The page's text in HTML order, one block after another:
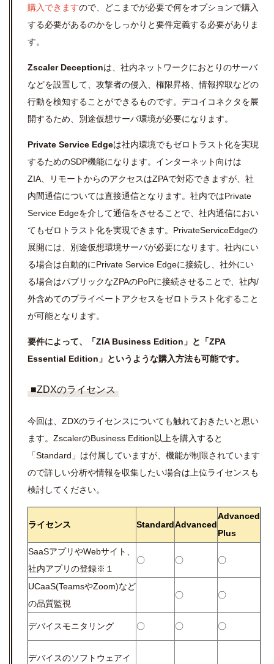
購入できますので、どこまでが必要で何をオプションで購入
する必要があるのかをしっかりと要件定義する必要がありま
す。
Zscaler Deceptionは、社内ネットワークにおとりのサーバ
などを設置して、攻撃者の侵入、権限昇格、情報搾取などの
行動を検知することができるものです。デコイコネクタを展
開するため、別途仮想サーバ環境が必要になります。
Private Service Edgeは社内環境でもゼロトラスト化を実現
するためのSDP機能になります。インターネット向けは
ZIA、リモートからのアクセスはZPAで対応できますが、社
内間通信については直接通信となります。社内ではPrivate
Service Edgeを介して通信をさせることで、社内通信におい
てもゼロトラスト化を実現できます。PrivateServiceEdgeの
展開には、別途仮想環境サーバが必要になります。社内にい
る場合は自動的にPrivate Service Edgeに接続し、社外にい
る場合はパブリックなZPAのPoPに接続させることで、社内/
外含めてのプライベートアクセスをゼロトラスト化すること
が可能となります。
要件によって、「ZIA Business Edition」と「ZPA
Essential Edition」というような購入方法も可能です。
■ZDXのライセンス
今回は、ZDXのライセンスについても触れておきたいと思い
ます。ZscalerのBusiness Edition以上を購入すると
「Standard」は付属していますが、機能が制限されています
ので詳しい分析や情報を収集したい場合は上位ライセンスも
検討してください。
ライセンス StandardAdvanced
Advanced
Plus
SaaSアプリやWebサイト、
社内アプリの登録※１
〇 〇 〇
UCaaS(TeamsやZoom)など
の品質監視
〇 〇
デバイスモニタリング 〇 〇 〇
デバイスのソフトウェアイ